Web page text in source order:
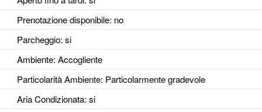
Prenotazione disponibile: no
Parcheggio: si
Ambiente: Accogliente
Particolarità Ambiente: Particolarmente gradevole
Aria Condizionata: si